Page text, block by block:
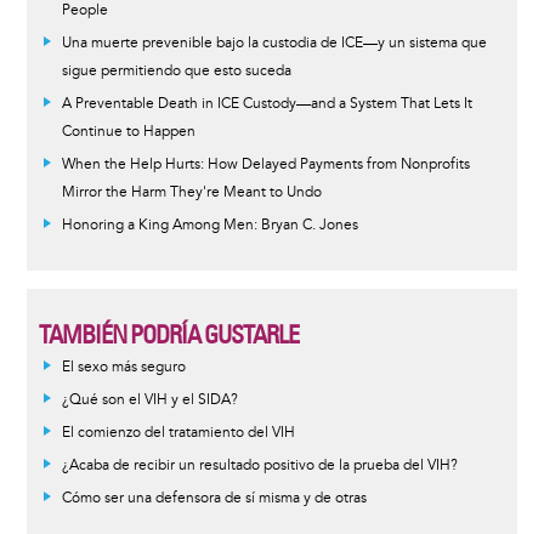
People
Una muerte prevenible bajo la custodia de ICE—y un sistema que
sigue permitiendo que esto suceda
A Preventable Death in ICE Custody—and a System That Lets It
Continue to Happen
When the Help Hurts: How Delayed Payments from Nonprofits
Mirror the Harm They're Meant to Undo
Honoring a King Among Men: Bryan C. Jones
TAMBIÉN PODRÍA GUSTARLE
Informative
message
El sexo más seguro
¿Qué son el VIH y el SIDA?
El comienzo del tratamiento del VIH
¿Acaba de recibir un resultado positivo de la prueba del VIH?
Cómo ser una defensora de sí misma y de otras